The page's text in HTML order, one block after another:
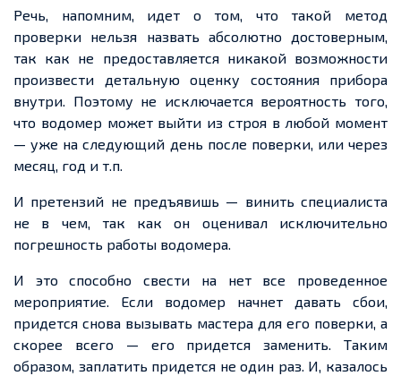
Речь, напомним, идет о том, что такой метод
проверки нельзя назвать абсолютно достоверным,
так как не предоставляется никакой возможности
произвести детальную оценку состояния прибора
внутри. Поэтому не исключается вероятность того,
что водомер может выйти из строя в любой момент
— уже на следующий день после поверки, или через
месяц, год и т.п.
И претензий не предъявишь — винить специалиста
не в чем, так как он оценивал исключительно
погрешность работы водомера.
И это способно свести на нет все проведенное
мероприятие. Если водомер начнет давать сбои,
придется снова вызывать мастера для его поверки, а
скорее всего — его придется заменить. Таким
образом, заплатить придется не один раз. И, казалось